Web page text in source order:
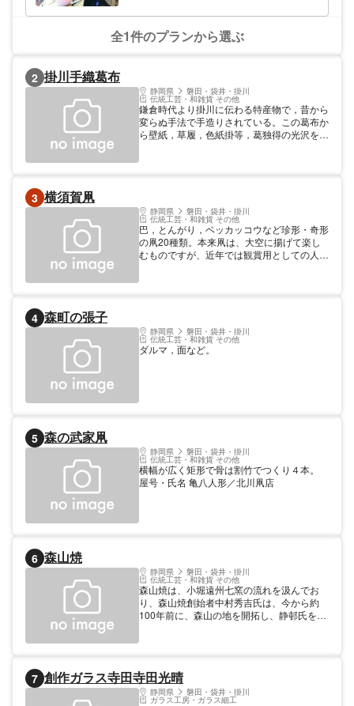
全1件のプランから選ぶ
2 掛川手織葛布
静岡県 磐田・袋井・掛川
伝統工芸・和雑貨 その他
鎌倉時代より掛川に伝わる特産物で，昔から
変らぬ手法で手造りされている。この葛布か
ら壁紙，草履，色紙掛等，葛独得の光沢をも
3 横須賀凧
静岡県 磐田・袋井・掛川
伝統工芸・和雑貨 その他
巴，とんがり，ベッカッコウなど珍形・奇形
の凧20種類。本来凧は、大空に揚げて楽し
むものですが、近年では観賞用としての人気
4 森町の張子
静岡県 磐田・袋井・掛川
伝統工芸・和雑貨 その他
ダルマ，面など。
5 森の武家凧
静岡県 磐田・袋井・掛川
伝統工芸・和雑貨 その他
横幅が広く矩形で骨は割竹でつくり４本。
屋号・氏名 亀八人形／北川凧店
6 森山焼
静岡県 磐田・袋井・掛川
伝統工芸・和雑貨 その他
森山焼は、小堀遠州七窯の流れを汲んでお
り、森山焼創始者中村秀吉氏は、今から約
100年前に、森山の地を開拓し、静邨氏を志
7 創作ガラス寺田寺田光晴
静岡県 磐田・袋井・掛川
ガラス工房・ガラス細工